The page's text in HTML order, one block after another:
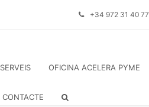
+34 972 31 40 77
SERVEIS OFICINA ACELERA PYME
CONTACTE